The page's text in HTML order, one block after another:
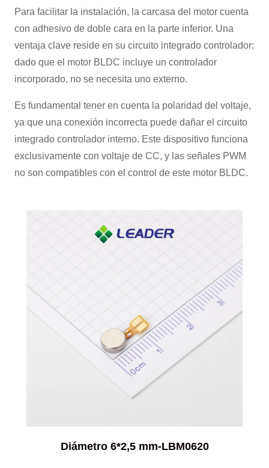
Para facilitar la instalación, la carcasa del motor cuenta
con adhesivo de doble cara en la parte inferior. Una
ventaja clave reside en su circuito integrado controlador:
dado que el motor BLDC incluye un controlador
incorporado, no se necesita uno externo.
Es fundamental tener en cuenta la polaridad del voltaje,
ya que una conexión incorrecta puede dañar el circuito
integrado controlador interno. Este dispositivo funciona
exclusivamente con voltaje de CC, y las señales PWM
no son compatibles con el control de este motor BLDC.
Diámetro 6*2,5 mm-LBM0620